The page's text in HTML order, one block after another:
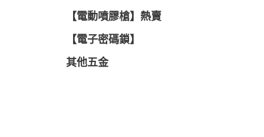
【電動噴膠槍】熱賣
【電子密碼鎖】
其他五金